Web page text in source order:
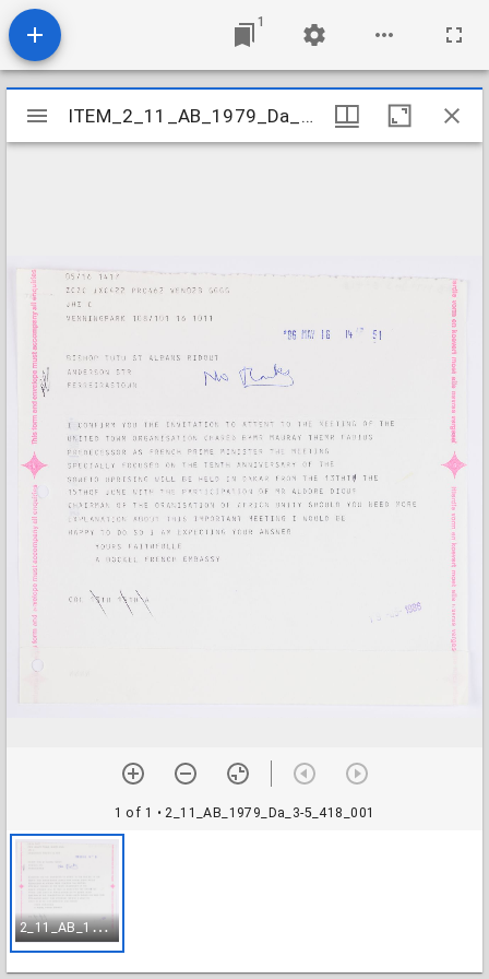
1
Mirador
viewer
ITEM_2_11_AB_1979_Da_3-5_418
1 of 1 • 2_11_AB_1979_Da_3-5_418_001
2
_11_AB_1979_Da_3-5_418_001
ITEM_2_11_AB_1979_Da_3-5_418